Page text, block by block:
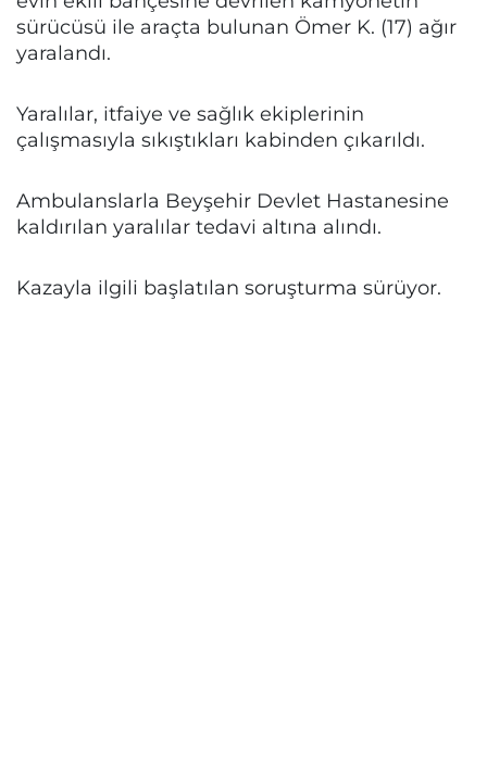
sürücüsü ile araçta bulunan Ömer K. (17) ağır
yaralandı.
Yaralılar, itfaiye ve sağlık ekiplerinin
çalışmasıyla sıkıştıkları kabinden çıkarıldı.
Ambulanslarla Beyşehir Devlet Hastanesine
kaldırılan yaralılar tedavi altına alındı.
Kazayla ilgili başlatılan soruşturma sürüyor.